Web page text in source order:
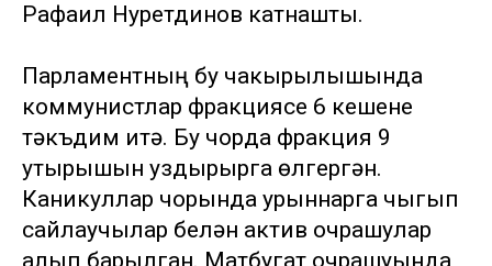
Рафаил Нуретдинов катнашты.
Парламентның бу чакырылышында
коммунистлар фракциясе 6 кешене
тәкъдим итә. Бу чорда фракция 9
утырышын уздырырга өлгергән.
Каникуллар чорында урыннарга чыгып
сайлаучылар белән актив очрашулар
алып барылган. Матбугат очрашуында